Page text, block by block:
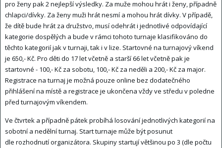
pro ženy pak 2 nejlepší výsledky. Za muže mohou hrát i ženy, případně
chlapci/dívky. Za ženy muži hrát nesmí a mohou hrát dívky. V případě,
že dítě bude hrát za družstvo, musí odehrát i jednotlivé odpovídající
kategorie dospělých a bude v rámci tohoto turnaje klasifikováno do
těchto kategorií jak v turnaji, tak i v lize. Startovné na turnajový víkend
je 650,- Kč. Pro děti do 17 let včetně a starší 66 let včetně pak je
startovné - 100,- Kč za sobotu, 100,- Kč za neděli a 200,- Kč za major.
Registrace na turnaj je možná pouze online bez dodatečného
přihlášení na místě a registrace je ukončena vždy ve středu v poledne
před turnajovým víkendem.
Ve čtvrtek a případně pátek probíhá losování jednotlivých kategorií na
sobotní a nedělní turnaj. Start turnaje může být posunut
dle rozhodnutí organizátora. Skupiny startují většinou po 3 (dle počtu